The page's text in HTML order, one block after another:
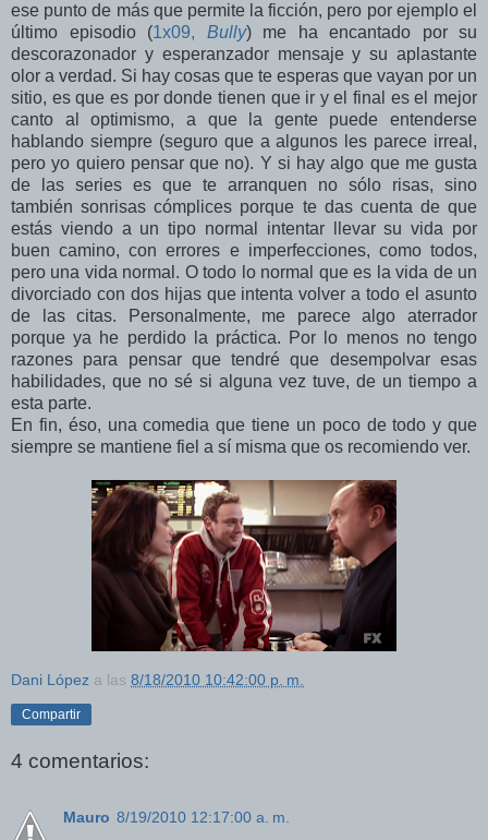
ese punto de más que permite la ficción, pero por ejemplo el
último episodio (1x09, Bully) me ha encantado por su
descorazonador y esperanzador mensaje y su aplastante
olor a verdad. Si hay cosas que te esperas que vayan por un
sitio, es que es por donde tienen que ir y el final es el mejor
canto al optimismo, a que la gente puede entenderse
hablando siempre (seguro que a algunos les parece irreal,
pero yo quiero pensar que no). Y si hay algo que me gusta
de las series es que te arranquen no sólo risas, sino
también sonrisas cómplices porque te das cuenta de que
estás viendo a un tipo normal intentar llevar su vida por
buen camino, con errores e imperfecciones, como todos,
pero una vida normal. O todo lo normal que es la vida de un
divorciado con dos hijas que intenta volver a todo el asunto
de las citas. Personalmente, me parece algo aterrador
porque ya he perdido la práctica. Por lo menos no tengo
razones para pensar que tendré que desempolvar esas
habilidades, que no sé si alguna vez tuve, de un tiempo a
esta parte.
En fin, éso, una comedia que tiene un poco de todo y que
siempre se mantiene fiel a sí misma que os recomiendo ver.
Dani López a las 8/18/2010 10:42:00 p. m.
Compartir
4 comentarios:
Mauro 8/19/2010 12:17:00 a. m.